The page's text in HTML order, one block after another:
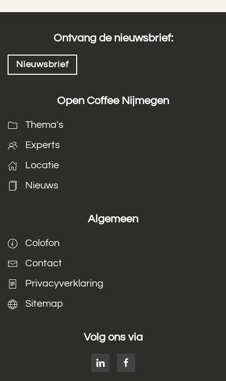
Ontvang de nieuwsbrief:
Nieuwsbrief
Open Coffee Nijmegen
Thema's
Experts
Locatie
Nieuws
Algemeen
Colofon
Contact
Privacyverklaring
Sitemap
Volg ons via